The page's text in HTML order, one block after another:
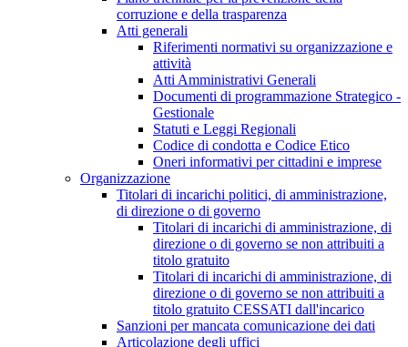
corruzione e della trasparenza
Atti generali
Riferimenti normativi su organizzazione e
attività
Atti Amministrativi Generali
Documenti di programmazione Strategico -
Gestionale
Statuti e Leggi Regionali
Codice di condotta e Codice Etico
Oneri informativi per cittadini e imprese
Organizzazione
Titolari di incarichi politici, di amministrazione,
di direzione o di governo
Titolari di incarichi di amministrazione, di
direzione o di governo se non attribuiti a
titolo gratuito
Titolari di incarichi di amministrazione, di
direzione o di governo se non attribuiti a
titolo gratuito CESSATI dall'incarico
Sanzioni per mancata comunicazione dei dati
Articolazione degli uffici